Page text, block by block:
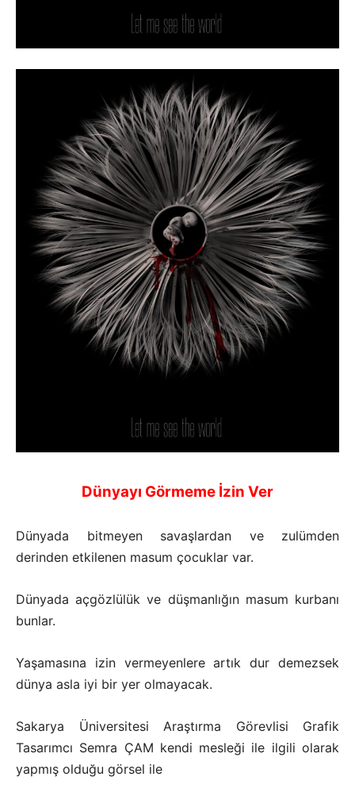
Dünyayı Görmeme İzin Ver
Dünyada bitmeyen savaşlardan ve zulümden
derinden etkilenen masum çocuklar var.
Dünyada açgözlülük ve düşmanlığın masum kurbanı
bunlar.
Yaşamasına izin vermeyenlere artık dur demezsek
dünya asla iyi bir yer olmayacak.
Sakarya Üniversitesi Araştırma Görevlisi Grafik
Tasarımcı Semra ÇAM kendi mesleği ile ilgili olarak
yapmış olduğu görsel ile